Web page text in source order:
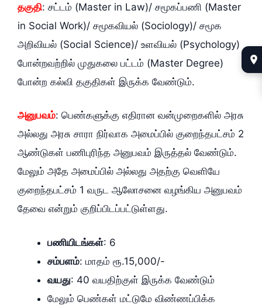
தகுதி: சட்டம்‌ (Master in Law)/ சமூகப்பணி (Master
in Social Work)/ சமூகவியல்‌ (Sociology)/ சமூக
அறிவியல்‌ (Social Science)/ உளவியல்‌ (Psychology)
போன்றவற்றில்‌ முதுகலை பட்டம்‌ (Master Degree)
போன்ற கல்வி தகுதிகள்‌ இருக்க வேண்டும்‌.
அனுபவம்‌: பெண்களுக்கு எதிரான வன்முறைகளில்‌ அரசு
அல்லது அரசு சாரா நிர்வாக அமைப்பில்‌ குறைந்தபட்சம்‌ 2
ஆண்டுகள்‌ பணிபுரிந்த அனுபவம்‌ இருத்தல்‌ வேண்டும்‌.
மேலும்‌ அதே அமைப்பில்‌ அல்லது அதற்கு வெளியே
குறைந்தபட்சம்‌ 1 வருட ஆலோசனை வழங்கிய அனுபவம்‌
தேவை என்றும்‌ குறிப்பிடப்பட்டுள்ளது.
பணியிடங்கள்‌: 6
சம்பளம்‌: மாதம்‌ ரூ.15,000/-
வயது: 40 வயதிற்குள்‌ இருக்க வேண்டும்‌
மேலும்‌ பெண்கள்‌ மட்டுமே விண்ணப்பிக்க